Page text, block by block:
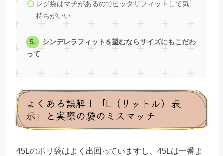
レジ袋はマチがあるのでピッタリフィットして気
持ちがいい
シンデレラフィットを望むならサイズにもこだわ
って
よくある誤解！「L（リットル）表
示」と実際の袋のミスマッチ
45Lのポリ袋はよく出回っていますし、45Lは一番よ